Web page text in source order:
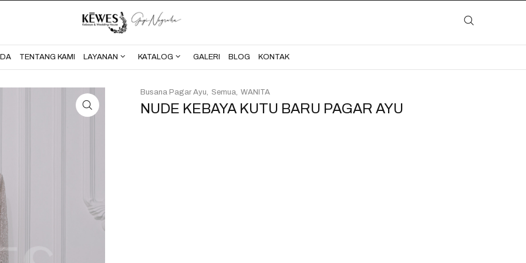
BERANDA KONTAK
TENTANG KAMI LAYANAN KATALOG GALERI BLOG KONTAK
NUDE KEBAYA KUTU BARU PAGAR AYU
Busana Pagar Ayu Semua WANITA